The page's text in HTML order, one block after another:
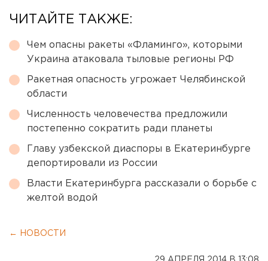
ЧИТАЙТЕ ТАКЖЕ:
Чем опасны ракеты «Фламинго», которыми
Украина атаковала тыловые регионы РФ
Ракетная опасность угрожает Челябинской
области
Численность человечества предложили
постепенно сократить ради планеты
Главу узбекской диаспоры в Екатеринбурге
депортировали из России
Власти Екатеринбурга рассказали о борьбе с
желтой водой
← НОВОСТИ